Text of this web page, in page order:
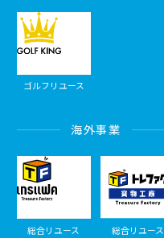
ゴルフリユース
海外事業
総合リユース
総合リユース